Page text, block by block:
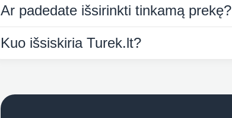
Ar padedate išsirinkti tinkamą prekę?
Kuo išsiskiria Turek.lt?